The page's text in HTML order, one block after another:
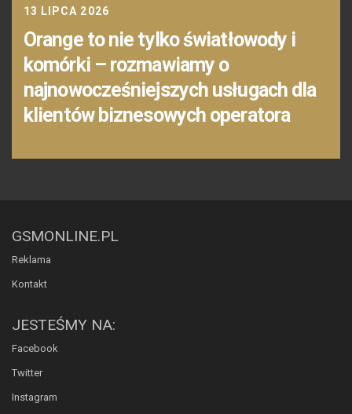
13 LIPCA 2026
Orange to nie tylko światłowody i
komórki – rozmawiamy o
najnowocześniejszych usługach dla
klientów biznesowych operatora
GSMONLINE.PL
Reklama
Kontakt
JESTEŚMY NA:
Facebook
Twitter
Instagram